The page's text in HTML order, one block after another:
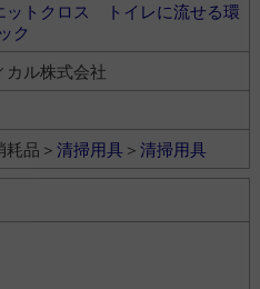
ットクロス トイレに流せる環
ク
カル株式会社
品＞ 清掃用具＞ 清掃用具